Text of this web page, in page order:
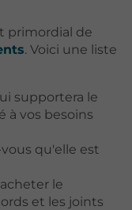
primordial de
. Voici une liste
supportera le
à vos besoins
qu'elle est
le
et les joints